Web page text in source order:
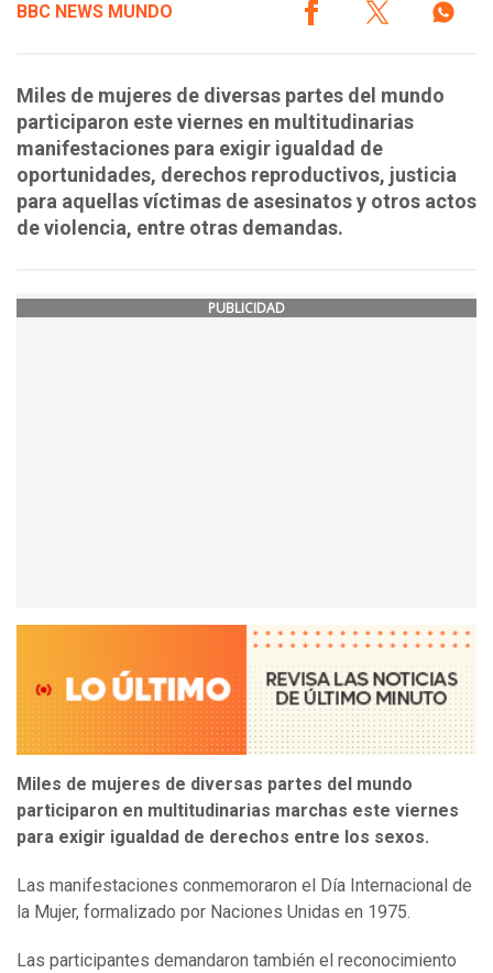
BBC NEWS MUNDO
Miles de mujeres de diversas partes del mundo
participaron este viernes en multitudinarias
manifestaciones para exigir igualdad de
oportunidades, derechos reproductivos, justicia
para aquellas víctimas de asesinatos y otros actos
de violencia, entre otras demandas.
PUBLICIDAD
Miles de mujeres de diversas partes del mundo
participaron en multitudinarias marchas este viernes
para exigir igualdad de derechos entre los sexos.
Las manifestaciones conmemoraron el Día Internacional de
la Mujer, formalizado por Naciones Unidas en 1975.
Las participantes demandaron también el reconocimiento